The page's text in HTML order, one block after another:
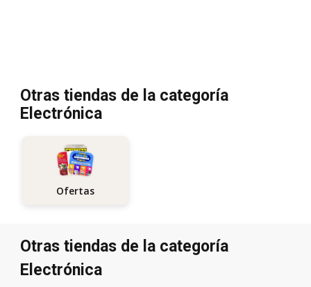
Otras tiendas de la categoría
Electrónica
Ofertas
Otras tiendas de la categoría
Electrónica